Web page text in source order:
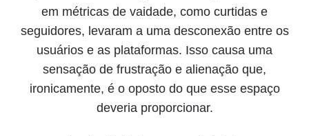
em métricas de vaidade, como curtidas e
seguidores, levaram a uma desconexão entre os
usuários e as plataformas. Isso causa uma
sensação de frustração e alienação que,
ironicamente, é o oposto do que esse espaço
deveria proporcionar.